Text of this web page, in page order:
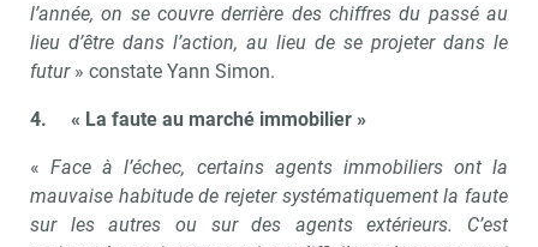
l’année,on se couvre derrière des chiffres du passé au
lieu d’être dans l’action, au lieu de se projeter dans le
futur» constate Yann Simon.
4. « La faute au marché immobilier »
«Face à l’échec, certains agents immobiliers ont la
mauvaise habitude de rejeter systématiquement la faute
sur les autres ou sur des agents extérieurs. C’est